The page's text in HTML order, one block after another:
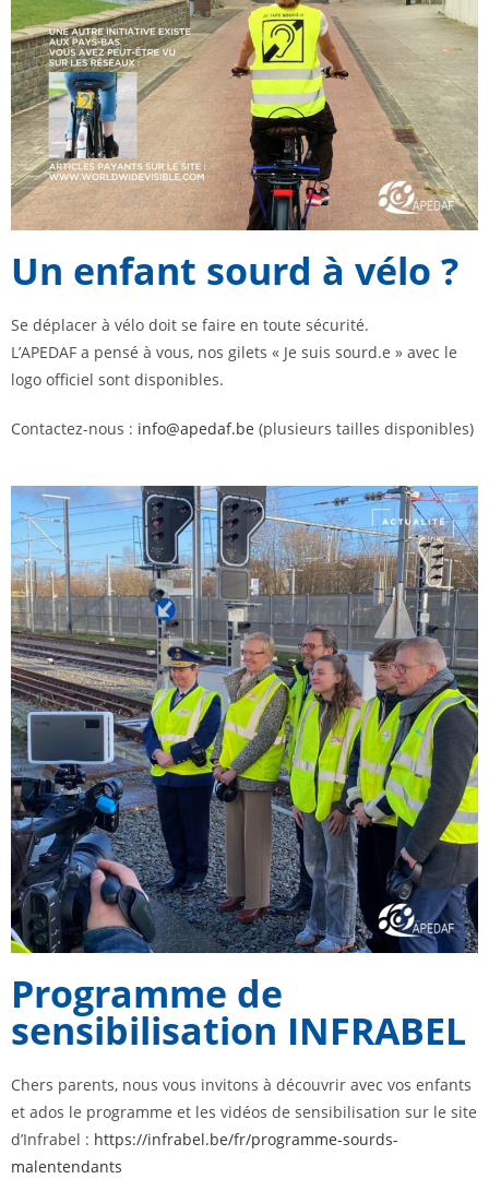
Un enfant sourd à vélo ?
Se déplacer à vélo doit se faire en toute sécurité.
L’APEDAF a pensé à vous, nos gilets « Je suis sourd.e » avec le
logo officiel sont disponibles.
Contactez-nous : info@apedaf.be (plusieurs tailles disponibles)
Programme de
sensibilisation INFRABEL
Chers parents, nous vous invitons à découvrir avec vos enfants
et ados le programme et les vidéos de sensibilisation sur le site
d’Infrabel : https://infrabel.be/fr/programme-sourds-
malentendants